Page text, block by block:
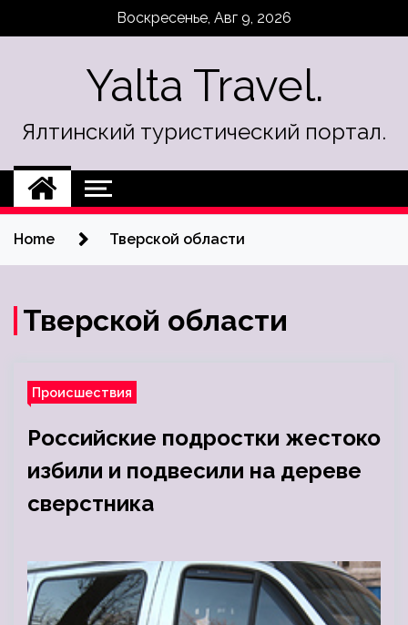
Воскресенье, Авг 9, 2026
Yalta Travel.
Ялтинский туристический портал.
Home Тверской области
Тверской области
Происшествия
Российские подростки жестоко
избили и подвесили на дереве
сверстника